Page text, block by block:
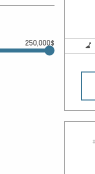
250,000$